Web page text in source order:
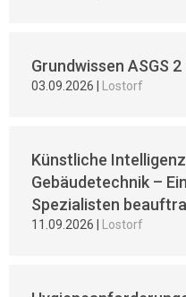
Grundwissen ASGS
03.09.2026 Lostorf
Künstliche
Gebäudetechnik –
Spezialisten
11.09.2026 Lostorf